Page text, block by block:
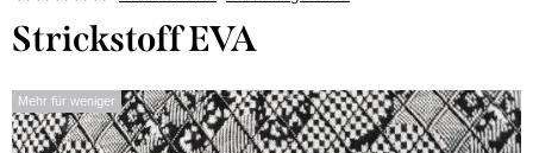
Strickstoff EVA
Mehr für weniger